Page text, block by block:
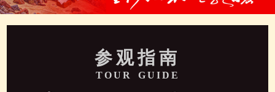
参观指南
TOUR GUIDE